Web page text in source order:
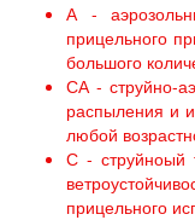
А -
прицельного
большого
СА - струйно-
распыления и
любой
С - струйноый
прицельного